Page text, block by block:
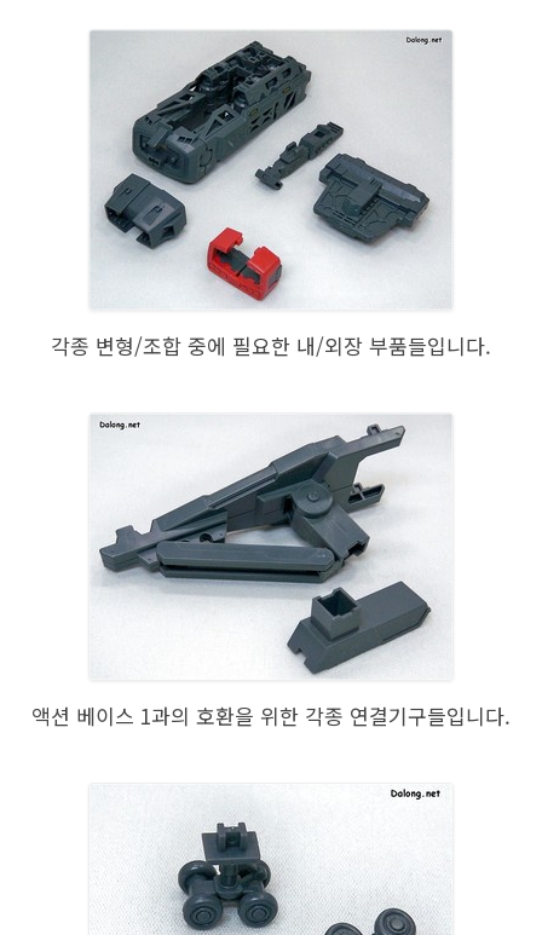
각종 변형/조합 중에 필요한 내/외장 부품들입니다.
액션 베이스 1과의 호환을 위한 각종 연결기구들입니다.